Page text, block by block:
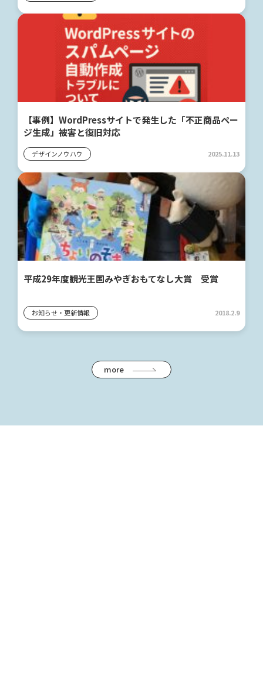
【事例】WordPressサイトで発生した「不正商品ペー
ジ生成」被害と復旧対応
デザインノウハウ 2025.11.13
平成29年度観光王国みやぎおもてなし大賞 受賞
お知らせ・更新情報 2018.2.9
more